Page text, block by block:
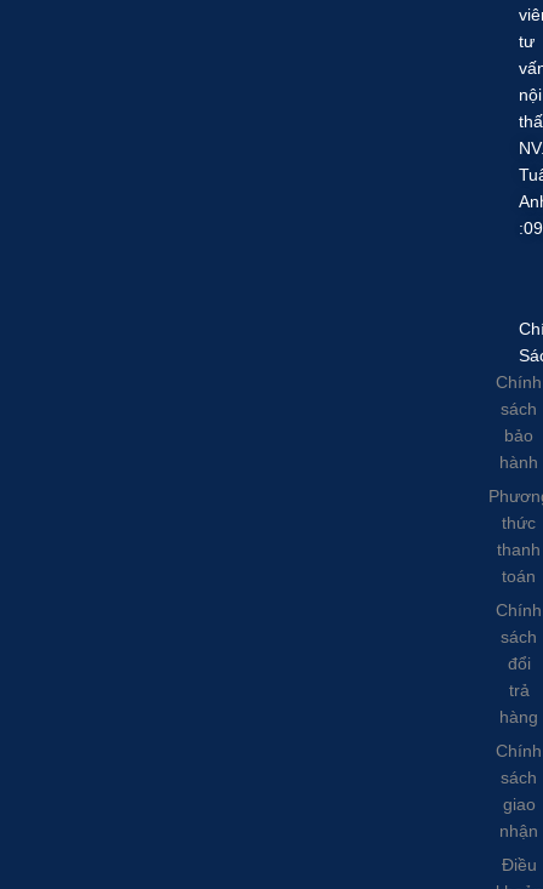
tư
nội
Chính
sách
bảo
hành
thức
thanh
toán
Chính
sách
đổi
trả
hàng
Chính
sách
giao
nhận
Điều